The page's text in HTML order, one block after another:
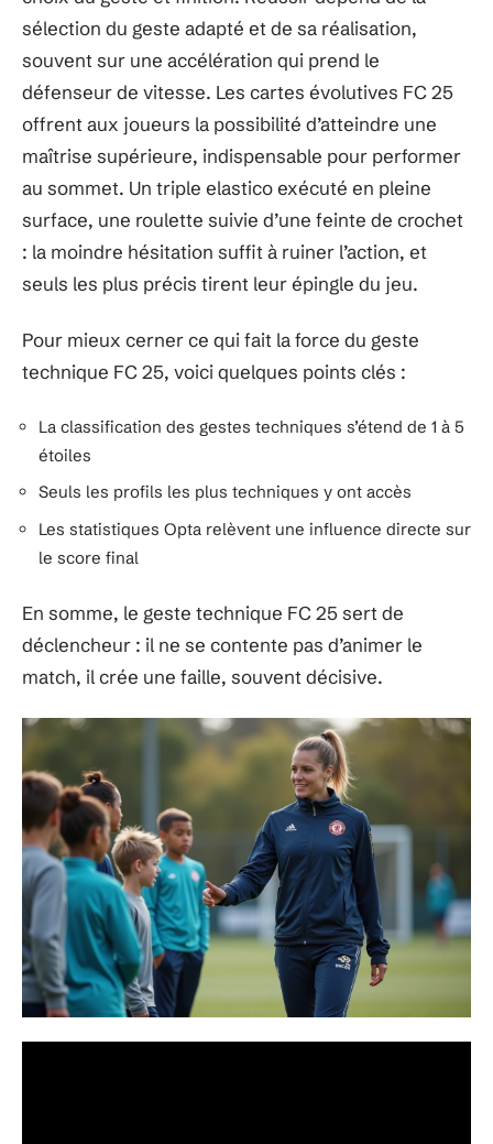
sélection du geste adapté et de sa réalisation,
souvent sur une accélération qui prend le
défenseur de vitesse. Les cartes évolutives FC 25
offrent aux joueurs la possibilité d’atteindre une
maîtrise supérieure, indispensable pour performer
au sommet. Un triple elastico exécuté en pleine
surface, une roulette suivie d’une feinte de crochet
: la moindre hésitation suffit à ruiner l’action, et
seuls les plus précis tirent leur épingle du jeu.
Pour mieux cerner ce qui fait la force du geste
technique FC 25, voici quelques points clés :
La classification des gestes techniques s’étend de 1 à 5
étoiles
Seuls les profils les plus techniques y ont accès
Les statistiques Opta relèvent une influence directe sur
le score final
En somme, le geste technique FC 25 sert de
déclencheur : il ne se contente pas d’animer le
match, il crée une faille, souvent décisive.